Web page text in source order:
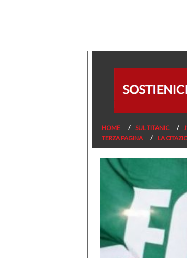
HOME SUL TITANIC
TERZA PAGINA
LA